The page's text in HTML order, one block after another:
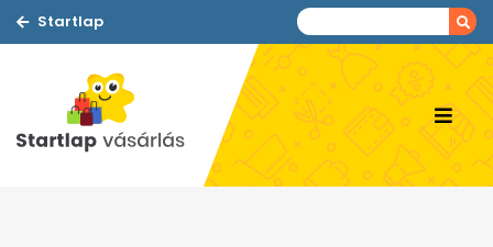
Startlap